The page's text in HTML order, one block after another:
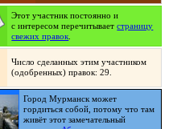
Этот участник постоянно и
с интересом перечитываетстраницу
свежих правок
Число сделанных этим участником
(одобренных) правок: 29.
Город Мурманск может
гордиться собой, потому что там
живёт этот замечательный